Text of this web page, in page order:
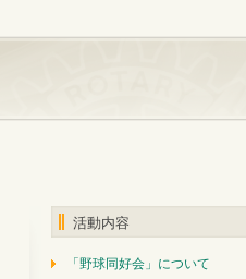
活動内容
「野球同好会」について